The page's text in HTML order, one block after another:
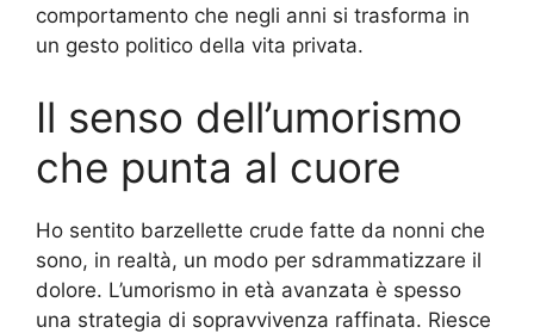
comportamento che negli anni si trasforma in
un gesto politico della vita privata.
Il senso dell’umorismo
che punta al cuore
Ho sentito barzellette crude fatte da nonni che
sono, in realtà, un modo per sdrammatizzare il
dolore. L’umorismo in età avanzata è spesso
una strategia di sopravvivenza raffinata. Riesce